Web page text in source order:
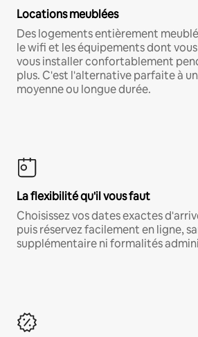
Locations meublées
Des logements entièrement
le wifi et les équipements dont
vous installer confortablement
plus. C'est l'alternative parfaite à
moyenne ou longue durée.
La flexibilité qu'il vous faut
Choisissez vos dates exactes
puis réservez facilement en ligne,
supplémentaire ni formalités